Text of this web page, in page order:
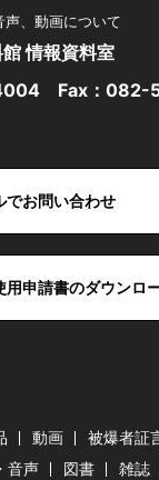
声、動画について
情報資料室
Fax：082-
でお問い合わせ
用申請書のダウンロ
動画 被爆者証
音声 図書 雑誌